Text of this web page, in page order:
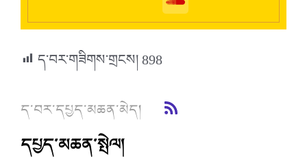
ད་བར་གཟིགས་གྲངས།898
ད་བར་དཔྱད་མཆན་མེད།
དཔྱད་མཆན་སྤེལ།